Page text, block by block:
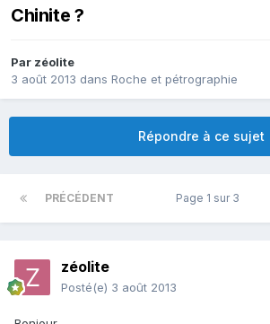
Chinite ?
Par zéolite
3 août 2013 dans Roche et pétrographie
Répondre à ce sujet
PRÉCÉDENT Page 1 sur 3
zéolite
Posté(e) 3 août 2013